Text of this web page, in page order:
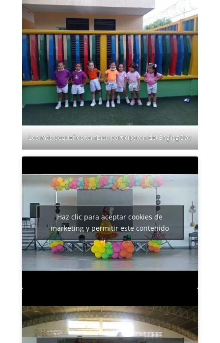
Los más pequeños tambien participaron del Englisg Day
Haz clic para aceptar cookies de
marketing y permitir este contenido